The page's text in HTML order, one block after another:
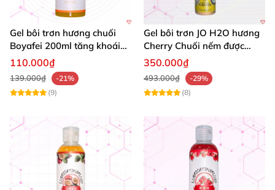
Gel bôi trơn hương chuối
Boyafei 200ml tăng khoái
cảm
110.000₫
139.000₫
-21%
(9)
Gel bôi trơn JO H2O hương
Cherry Chuối nếm được
tăng khoái cảm 30ml
350.000₫
493.000₫
-29%
(8)